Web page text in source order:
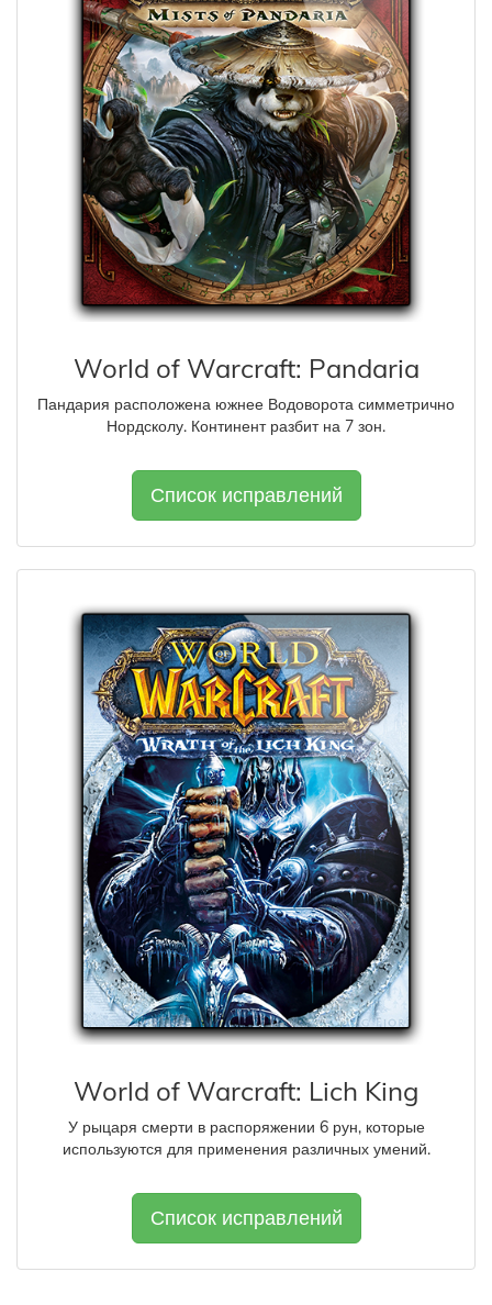
World of Warcraft: Pandaria
Пандария расположена южнее Водоворота симметрично
Нордсколу. Континент разбит на 7 зон.
Список исправлений
World of Warcraft: Lich King
У рыцаря смерти в распоряжении 6 рун, которые
используются для применения различных умений.
Список исправлений